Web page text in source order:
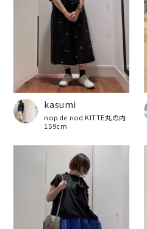
kasumi
nop de nod KITTE丸の内
159cm